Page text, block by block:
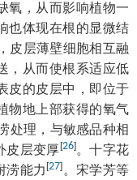
氧，从而影响植物一
也体现在根的显微结
皮层薄壁细胞相互融
，从而使根系适应低
皮的皮层中，即位于
物地上部获得的氧气
处理，与敏感品种相
皮层变厚 [26]。十字花
涝能力[27] 。宋学芳等